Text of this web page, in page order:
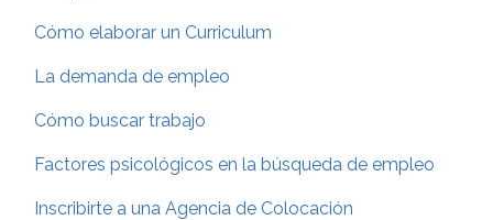
Cómo elaborar un Curriculum
La demanda de empleo
Cómo buscar trabajo
Factores psicológicos en la búsqueda de empleo
Inscribirte a una Agencia de Colocación